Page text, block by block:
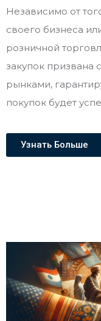
Независимо от
своего бизнеса
розничной
закупок призвана
рынками,
покупок будет
Узнать Больше